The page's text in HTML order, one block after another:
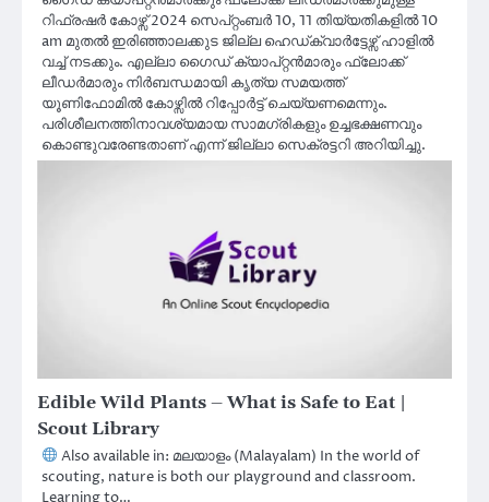
റിഫ്രഷർ കോഴ്സ് 2024 സെപ്റ്റംബർ 10, 11 തിയ്യതികളിൽ 10
am മുതൽ ഇരിഞ്ഞാലക്കുട ജില്ല ഹെഡ്ക്വാർട്ടേഴ്സ് ഹാളിൽ
വച്ച് നടക്കും. എല്ലാ ഗൈഡ് ക്യാപ്റ്റൻമാരും ഫ്ലോക്ക്
ലീഡർമാരും നിർബന്ധമായി കൃത്യ സമയത്ത്
യൂണിഫോമിൽ കോഴ്സിൽ റിപ്പോർട്ട് ചെയ്യണമെന്നും.
പരിശീലനത്തിനാവശ്യമായ സാമഗ്രികളും ഉച്ചഭക്ഷണവും
കൊണ്ടുവരേണ്ടതാണ് എന്ന് ജില്ലാ സെക്രട്ടറി അറിയിച്ചു.
Edible Wild Plants – What is Safe to Eat |
Scout Library
Also available in: മലയാളം (Malayalam) In the world of
scouting, nature is both our playground and classroom.
Learning to…